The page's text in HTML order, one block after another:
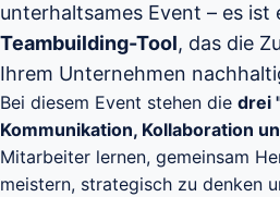
unterhaltsames Event – es ist
Teambuilding-Tool, das die
Ihrem Unternehmen
Bei diesem Event stehen die drei
Kommunikation, Kollaboration
Mitarbeiter lernen, gemeinsam
meistern, strategisch zu denken